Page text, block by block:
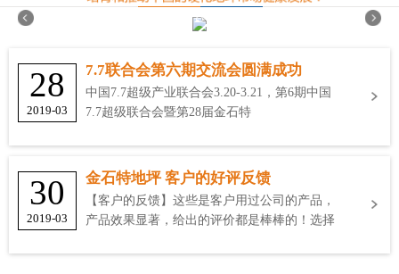
28
2019-03
7.7联合会第六期交流会圆满成功
中国7.7超级产业联合会3.20-3.21，第6期中国
7.7超级联合会暨第28届金石特
30
2019-03
金石特地坪 客户的好评反馈
【客户的反馈】这些是客户用过公司的产品，
产品效果显著，给出的评价都是棒棒的！选择